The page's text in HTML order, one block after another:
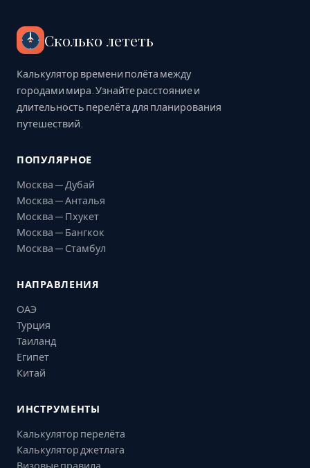
Сколько лететь
Калькулятор времени полёта между
городами мира. Узнайте расстояние и
длительность перелёта для планирования
путешествий.
ПОПУЛЯРНОЕ
Москва — Дубай
Москва — Анталья
Москва — Пхукет
Москва — Бангкок
Москва — Стамбул
НАПРАВЛЕНИЯ
ОАЭ
Турция
Таиланд
Египет
Китай
ИНСТРУМЕНТЫ
Калькулятор перелёта
Калькулятор джетлага
Визовые правила